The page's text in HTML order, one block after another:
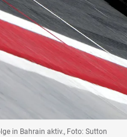
in Bahrain aktiv., Foto: Sutton